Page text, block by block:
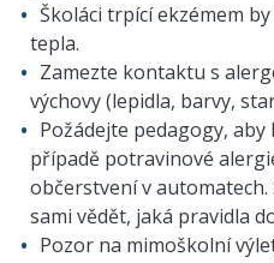
Školáci trpící ekzémem
tepla.
Zamezte kontaktu s
výchovy (lepidla, barvy,
Požádejte pedagogy,
případě potravinové
občerstvení v
sami vědět, jaká pravidla
Pozor na mimoškolní